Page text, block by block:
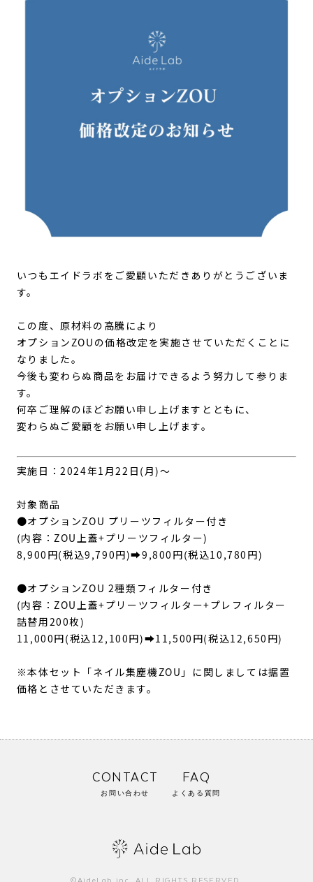
いつもエイドラボをご愛顧いただきありがとうございま
す。
この度、原材料の高騰により
オプションZOUの価格改定を実施させていただくことに
なりました。
今後も変わらぬ商品をお届けできるよう努力して参りま
す。
何卒ご理解のほどお願い申し上げますとともに、
変わらぬご愛顧をお願い申し上げます。
実施日：2024年1月22日(月)～
対象商品
●オプションZOU プリーツフィルター付き
(内容：ZOU上蓋+プリーツフィルター)
8,900円(税込9,790円)➡9,800円(税込10,780円)
●オプションZOU 2種類フィルター付き
(内容：ZOU上蓋+プリーツフィルター+プレフィルター
詰替用200枚)
11,000円(税込12,100円)➡11,500円(税込12,650円)
※本体セット「ネイル集塵機ZOU」に関しましては据置
価格とさせていただきます。
CONTACT
お問い合わせ
FAQ
よくある質問